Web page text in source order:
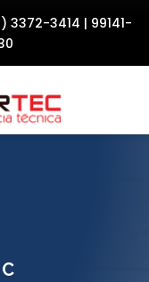
3372-3414 | 99141-